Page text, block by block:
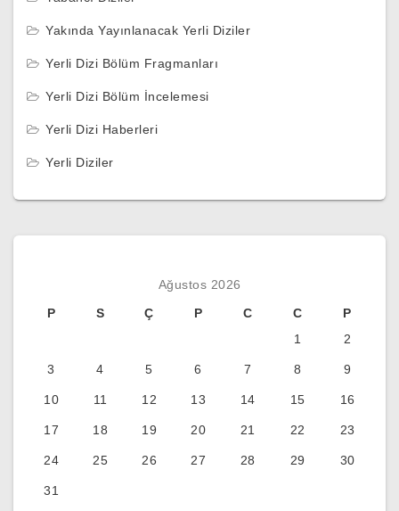
Yakında Yayınlanacak Yerli Diziler
Yerli Dizi Bölüm Fragmanları
Yerli Dizi Bölüm İncelemesi
Yerli Dizi Haberleri
Yerli Diziler
Ağustos 2026
P
S Ç P C C
P
1
2
3 4 5 6 7 8 9
10 11 12 13 14 15 16
17 18 19 20 21 22 23
24 25 26 27 28 29 30
31